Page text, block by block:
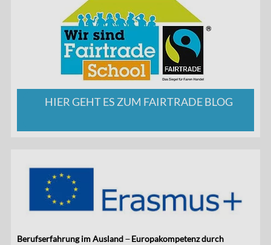
HIER GEHT ES ZUM FAIRTRADE BLOG
Berufserfahrung im Ausland ̶ Europakompetenz durch